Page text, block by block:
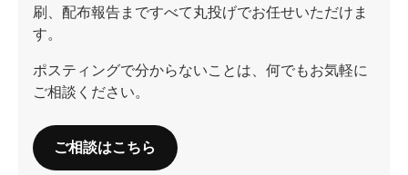
刷、配布報告まですべて丸投げでお任せいただけま
す。
ポスティングで分からないことは、何でもお気軽に
ご相談ください。
ご相談はこちら